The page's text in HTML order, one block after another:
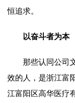
恒追求。
以奋斗者为本
那些认同公司
效的人，是浙江富
江富阳区高华医疗